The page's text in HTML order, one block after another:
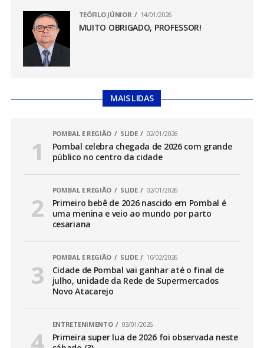
TEÓFILO JÚNIOR 14/01/2026
MUITO OBRIGADO, PROFESSOR!
MAIS LIDAS
POMBAL E REGIÃO SLIDE 02/01/2026
Pombal celebra chegada de 2026 com grande
público no centro da cidade
POMBAL E REGIÃO SLIDE 02/01/2026
Primeiro bebê de 2026 nascido em Pombal é
uma menina e veio ao mundo por parto
cesariana
POMBAL E REGIÃO SLIDE 10/02/2026
Cidade de Pombal vai ganhar até o final de
julho, unidade da Rede de Supermercados
Novo Atacarejo
ENTRETENIMENTO 03/01/2026
Primeira super lua de 2026 foi observada neste